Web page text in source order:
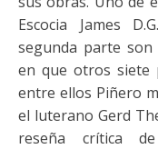
Escocia James
segunda parte son
en que otros siete
entre ellos Piñero
el luterano Gerd
reseña crítica